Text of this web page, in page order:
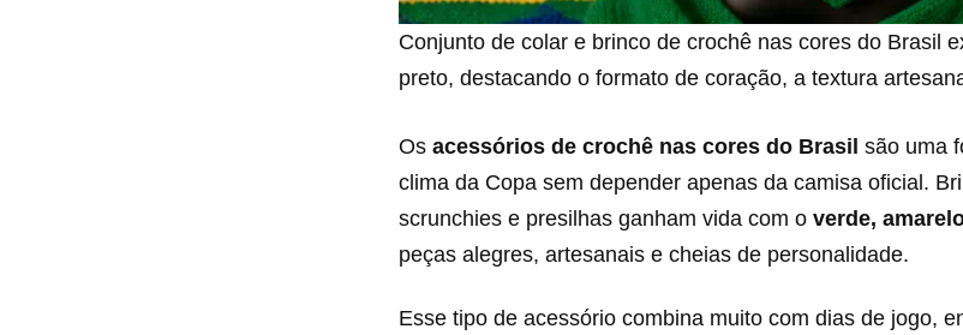
Conjunto de colar e brinco de crochê nas cores do Brasil
preto, destacando o formato de coração, a textura
Os acessórios de crochê nas cores do Brasil são uma
clima da Copa sem depender apenas da camisa oficial.
scrunchies e presilhas ganham vida com o verde,
peças alegres, artesanais e cheias de personalidade.
Esse tipo de acessório combina muito com dias de jogo,